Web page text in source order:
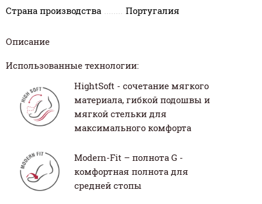
Страна производства
Португалия
Описание
Использованные технологии:
HightSoft - сочетание мягкого
материала, гибкой подошвы и
мягкой стельки для
максимального комфорта
Modern-Fit – полнота G -
комфортная полнота для
средней стопы